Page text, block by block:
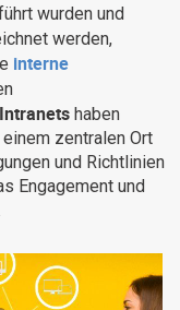
Code
KI
wurden und
werden,
interne
Intranets haben
zentralen Ort
und Richtlinien
Engagement und